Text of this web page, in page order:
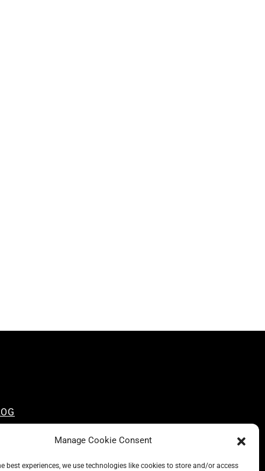
Manage Cookie Consent
best experiences, we use technologies like cookies to store and/or access
CARRIE RECOMMENDS
A CARRIE